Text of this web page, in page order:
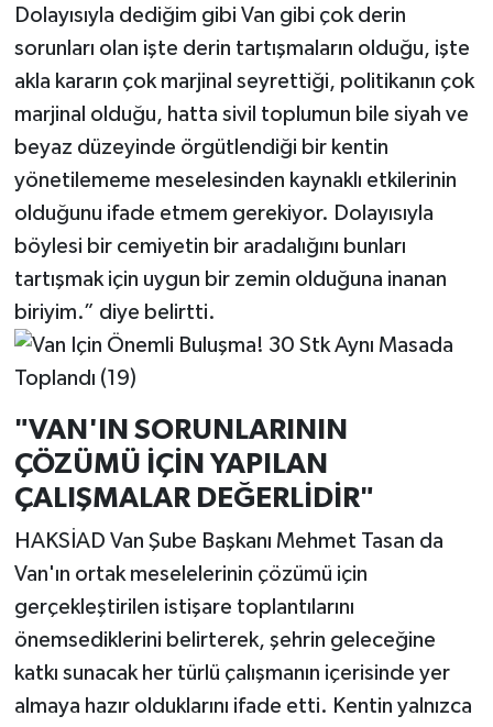
Dolayısıyla dediğim gibi Van gibi çok derin
sorunları olan işte derin tartışmaların olduğu, işte
akla kararın çok marjinal seyrettiği, politikanın çok
marjinal olduğu, hatta sivil toplumun bile siyah ve
beyaz düzeyinde örgütlendiği bir kentin
yönetilememe meselesinden kaynaklı etkilerinin
olduğunu ifade etmem gerekiyor. Dolayısıyla
böylesi bir cemiyetin bir aradalığını bunları
tartışmak için uygun bir zemin olduğuna inanan
biriyim.” diye belirtti.
"VAN'IN SORUNLARININ
ÇÖZÜMÜ İÇİN YAPILAN
ÇALIŞMALAR DEĞERLİDİR"
HAKSİAD Van Şube Başkanı Mehmet Tasan da
Van'ın ortak meselelerinin çözümü için
gerçekleştirilen istişare toplantılarını
önemsediklerini belirterek, şehrin geleceğine
katkı sunacak her türlü çalışmanın içerisinde yer
almaya hazır olduklarını ifade etti. Kentin yalnızca